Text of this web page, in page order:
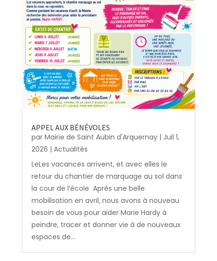
APPEL AUX BÉNÉVOLES
par Mairie de Saint Aubin d'Arquernay| Juil 1,
2026 | Actualités
LeLes vacances arrivent, et avec elles le
retour du chantier de marquage au sol dans
la cour de l’école Après une belle
mobilisation en avril, nous avons à nouveau
besoin de vous pour aider Marie Hardy à
peindre, tracer et donner vie à de nouveaux
espaces de...